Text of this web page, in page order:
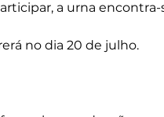
a urna
no dia 20 de julho.